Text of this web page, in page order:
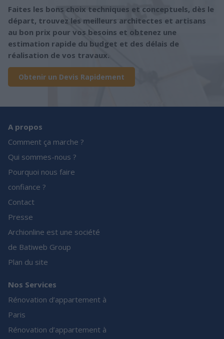
Faites les bons choix techniques et conceptuels, dès le
départ, trouvez les meilleurs architectes et artisans
au bon prix pour vos besoins et obtenez une
estimation rapide du budget et des délais de
réalisation de vos travaux.
Obtenir un Devis Rapidement
A propos
Comment ça marche ?
Qui sommes-nous ?
Pourquoi nous faire
confiance ?
Contact
Presse
Archionline est une société
de Batiweb Group
Plan du site
Nos Services
Rénovation d’appartement à
Paris
Rénovation d’appartement à